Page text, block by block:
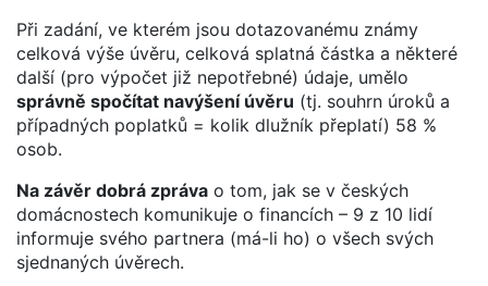
Při zadání, ve kterém jsou dotazovanému známy
celková výše úvěru, celková splatná částka a některé
další (pro výpočet již nepotřebné) údaje, umělo
správně spočítat navýšení úvěru (tj. souhrn úroků a
případných poplatků = kolik dlužník přeplatí) 58 %
osob.
Na závěr dobrá zpráva o tom, jak se v českých
domácnostech komunikuje o financích – 9 z 10 lidí
informuje svého partnera (má-li ho) o všech svých
sjednaných úvěrech.